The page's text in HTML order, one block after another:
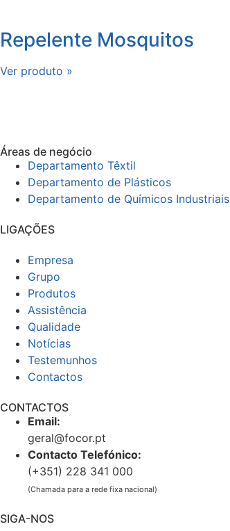
Repelente Mosquitos
Ver produto »
Áreas de negócio
Departamento Têxtil
Departamento de Plásticos
Departamento de Químicos Industriais
LIGAÇÕES
Empresa
Grupo
Produtos
Assistência
Qualidade
Notícias
Testemunhos
Contactos
CONTACTOS
Email:
geral@focor.pt
Contacto Telefónico:
(+351) 228 341 000
(Chamada para a rede fixa nacional)
SIGA-NOS